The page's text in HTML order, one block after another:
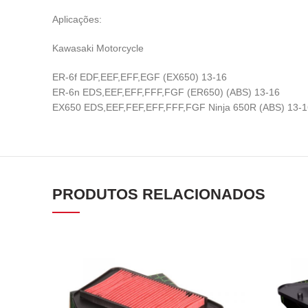
Aplicações:
Kawasaki Motorcycle
ER-6f EDF,EEF,EFF,EGF (EX650) 13-16
ER-6n EDS,EEF,EFF,FFF,FGF (ER650) (ABS) 13-16
EX650 EDS,EEF,FEF,EFF,FFF,FGF Ninja 650R (ABS) 13-
PRODUTOS RELACIONADOS